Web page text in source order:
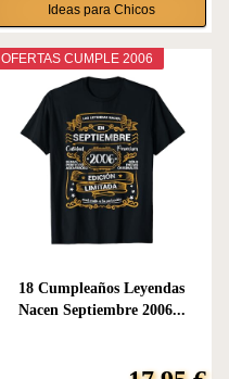
Ideas para Chicos
OFERTAS CUMPLE 2006
18 Cumpleaños Leyendas
Nacen Septiembre 2006...